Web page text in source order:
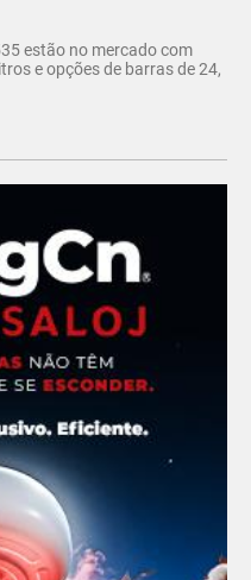
estão no mercado com
e opções de barras de 24,